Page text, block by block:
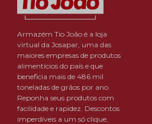
Armazém Tio João é a loja
virtual da Josapar, uma das
maiores empresas de produtos
alimentícios do país e que
beneficia mais de 486 mil
toneladas de grãos por ano.
Reponha seus produtos com
facilidade e rapidez. Descontos
imperdíveis a um só clique,